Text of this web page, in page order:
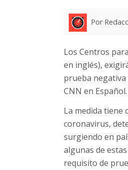
Por
Los Centros
en inglés),
prueba negativa
CNN en Español.
La medida tiene
coronavirus,
surgiendo en
algunas de
requisito de